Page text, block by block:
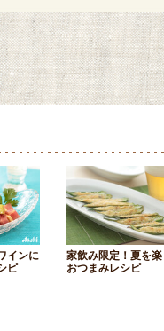
インに
ピ
家飲み限定！夏を
おつまみレシピ